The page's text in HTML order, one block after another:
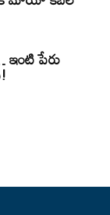
పేరు